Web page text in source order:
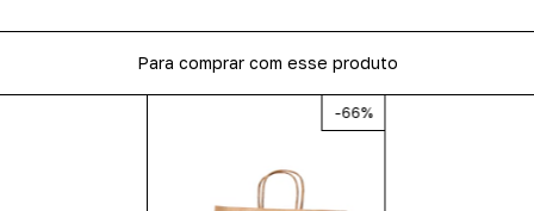
Para comprar com esse produto
-66%